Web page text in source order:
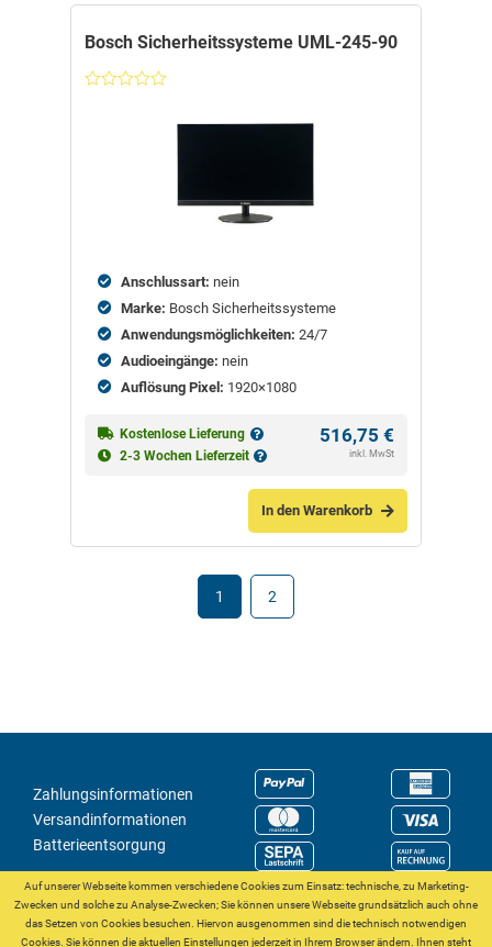
Bosch Sicherheitssysteme UML-245-90
Anschlussart: nein
Marke: Bosch Sicherheitssysteme
Anwendungsmöglichkeiten: 24/7
Audioeingänge: nein
Auflösung Pixel: 1920×1080
Kostenlose Lieferung
2-3 Wochen Lieferzeit
516,75 €
inkl. MwSt
In den Warenkorb
1 2
Zahlungsinformationen
Versandinformationen
Batterieentsorgung
Auf unserer Webseite kommen verschiedene Cookies zum Einsatz: technische, zu Marketing-
Zwecken und solche zu Analyse-Zwecken; Sie können unsere Webseite grundsätzlich auch ohne
das Setzen von Cookies besuchen. Hiervon ausgenommen sind die technisch notwendigen
Cookies. Sie können die aktuellen Einstellungen jederzeit in Ihrem Browser ändern. Ihnen steht